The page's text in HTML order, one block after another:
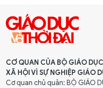
CƠ QUAN CỦA BỘ GIÁO
XÃ HỘI VÌ SỰ NGHIỆP GIÁO
Cơ quan chủ quản: BỘ GIÁO